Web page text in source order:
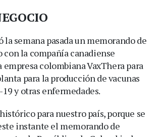
semana pasada un memorando de
la compañía canadiense
colombiana VaxThera para
para la producción de vacunas
y otras enfermedades.
para nuestro país, porque se
instante el memorando de